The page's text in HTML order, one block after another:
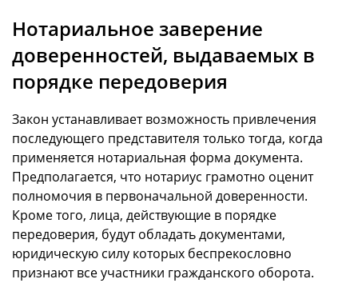
Нотариальное заверение
доверенностей, выдаваемых в
порядке передоверия
Закон устанавливает возможность привлечения
последующего представителя только тогда, когда
применяется нотариальная форма документа.
Предполагается, что нотариус грамотно оценит
полномочия в первоначальной доверенности.
Кроме того, лица, действующие в порядке
передоверия, будут обладать документами,
юридическую силу которых беспрекословно
признают все участники гражданского оборота.